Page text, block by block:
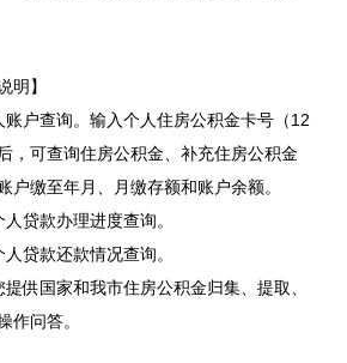
明】
户查询。输入个人住房公积金卡号（12
，可查询住房公积金、补充住房公积金
户缴至年月、月缴存额和账户余额。
贷款办理进度查询。
贷款还款情况查询。
供国家和我市住房公积金归集、提取、
作问答。